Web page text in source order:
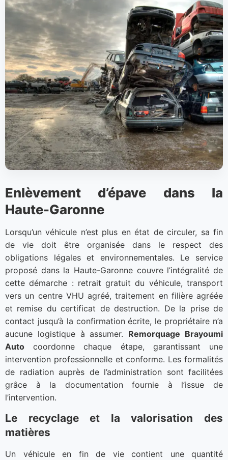
Enlèvement d’épave dans la
Haute-Garonne
Lorsqu’un véhicule n’est plus en état de circuler, sa fin
de vie doit être organisée dans le respect des
obligations légales et environnementales. Le service
proposé dans la Haute-Garonne couvre l’intégralité de
cette démarche : retrait gratuit du véhicule, transport
vers un centre VHU agréé, traitement en filière agréée
et remise du certificat de destruction. De la prise de
contact jusqu’à la confirmation écrite, le propriétaire n’a
aucune logistique à assumer. Remorquage Brayoumi
Auto coordonne chaque étape, garantissant une
intervention professionnelle et conforme. Les formalités
de radiation auprès de l’administration sont facilitées
grâce à la documentation fournie à l’issue de
l’intervention.
Le recyclage et la valorisation des
matières
Un véhicule en fin de vie contient une quantité